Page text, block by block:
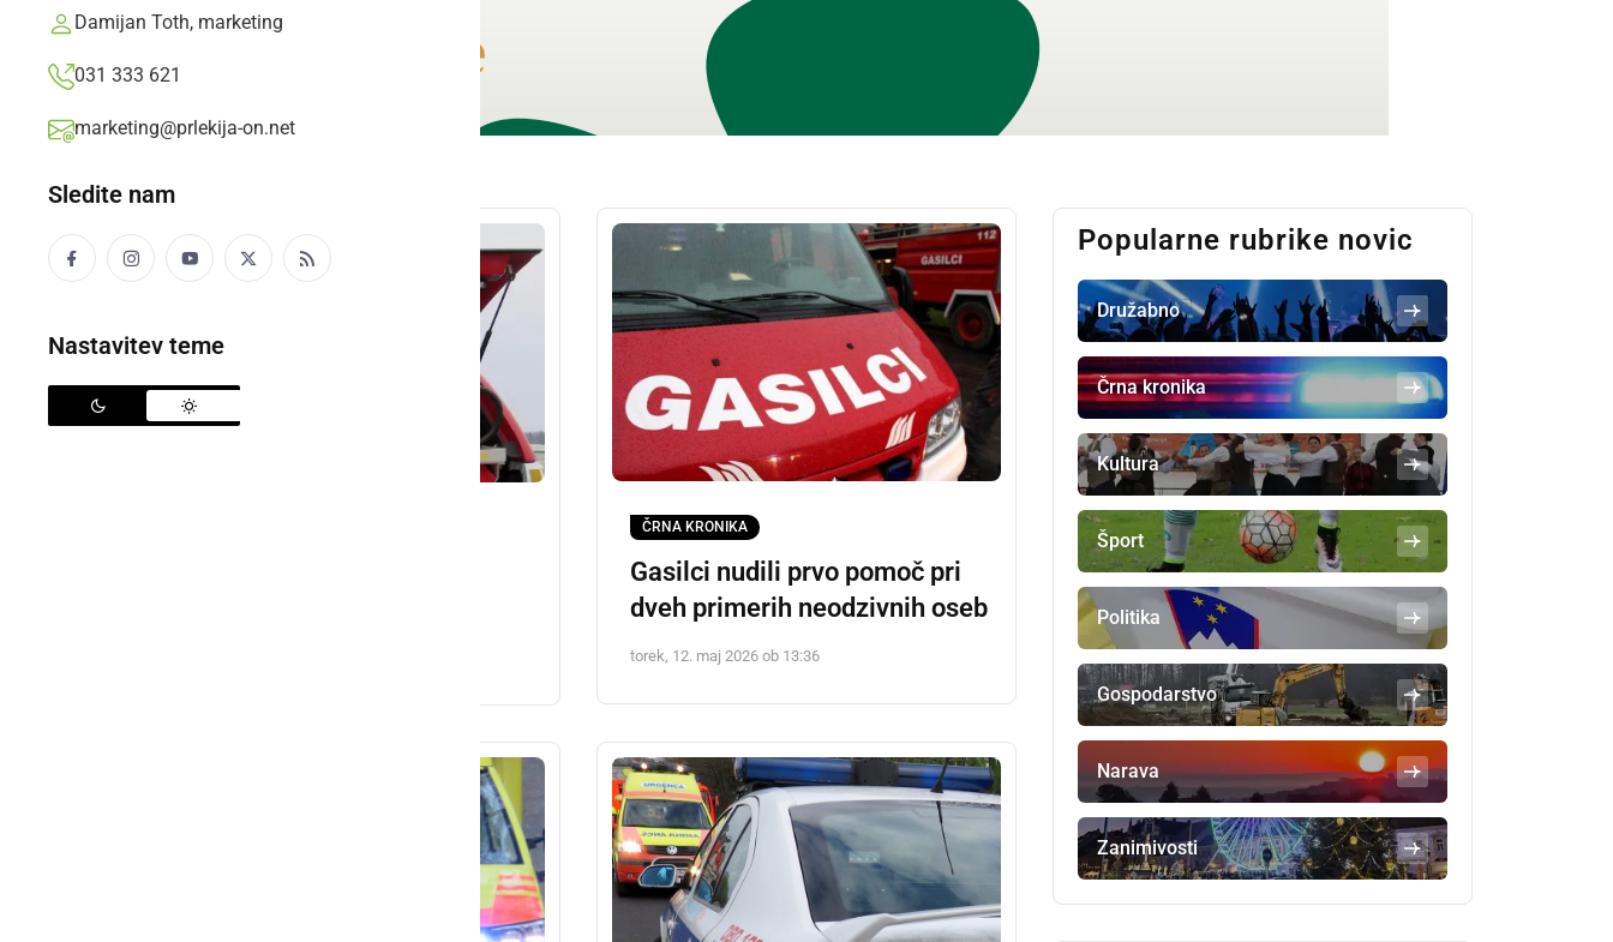
Damijan Toth, marketing
031 333 621
marketing@prlekija-on.net
Sledite nam
Nastavitev teme
ČRNA KRONIKA
Gasilci nudili prvo pomoč pri
dveh primerih neodzivnih oseb
torek, 12. maj 2026 ob 13:36
Popularne rubrike novic
Družabno
Črna kronika
Kultura
Šport
Politika
Gospodarstvo
Narava
Zanimivosti